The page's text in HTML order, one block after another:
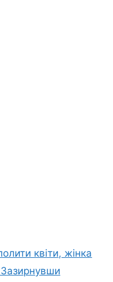
квіти, жінка
Зазирнувши